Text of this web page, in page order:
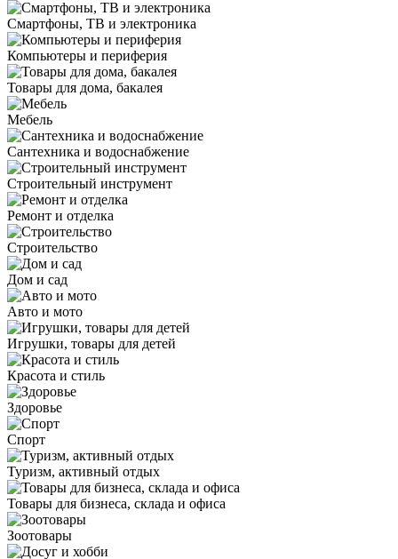
Смартфоны, ТВ и электроника
Компьютеры и периферия
Товары для дома, бакалея
Мебель
Сантехника и водоснабжение
Строительный инструмент
Ремонт и отделка
Строительство
Дом и сад
Авто и мото
Игрушки, товары для детей
Красота и стиль
Здоровье
Спорт
Туризм, активный отдых
Товары для бизнеса, склада и офиса
Зоотовары